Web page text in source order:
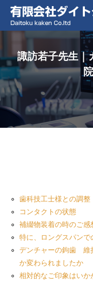
諏訪若子先生｜
歯科技工士様との調整
コンタクトの状態
補綴物装着の時のご感
特に、ロングスパンで
デンチャーの鉤歯 維
か変わられましたか
相対的なご印象はいか